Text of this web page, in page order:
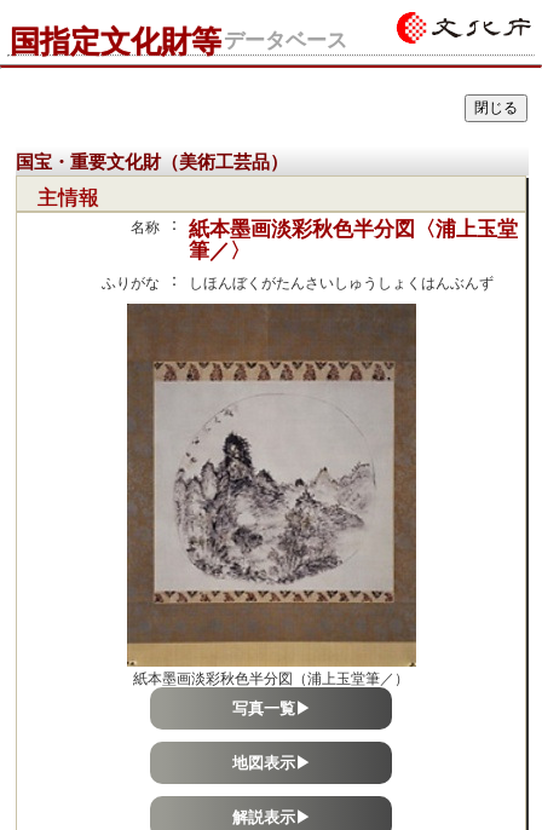
国指定文化財等データベース
国宝・重要文化財（美術工芸品）
主情報
名称 ：
紙本墨画淡彩秋色半分図〈浦上玉堂
筆／〉
ふりがな ： しほんぼくがたんさいしゅうしょくはんぶんず
紙本墨画淡彩秋色半分図（浦上玉堂筆／）
写真一覧▶
地図表示▶
解説表示▶